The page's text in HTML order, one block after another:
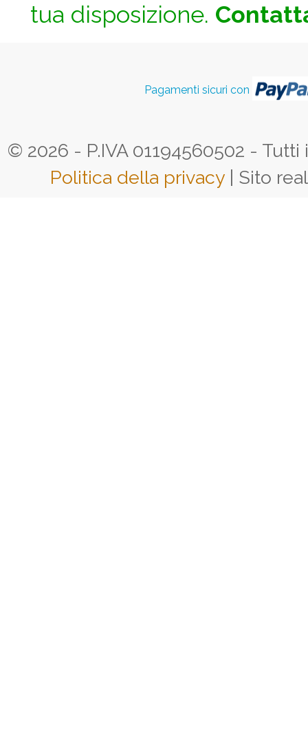
tua disposizione.
Pagamenti sicuri con
© 2026 - P.IVA 01194560502 -
Politica della privacy | Sito